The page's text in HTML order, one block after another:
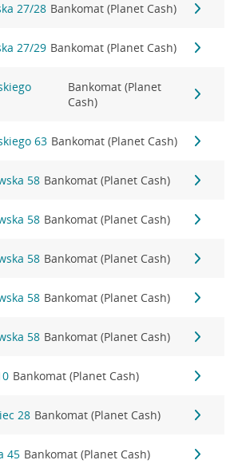
27/28 Bankomat (Planet Cash)
27/29 Bankomat (Planet Cash)
Bankomat (Planet
Cash)
63 Bankomat (Planet Cash)
58 Bankomat (Planet Cash)
58 Bankomat (Planet Cash)
58 Bankomat (Planet Cash)
58 Bankomat (Planet Cash)
58 Bankomat (Planet Cash)
Bankomat (Planet Cash)
28 Bankomat (Planet Cash)
45 Bankomat (Planet Cash)